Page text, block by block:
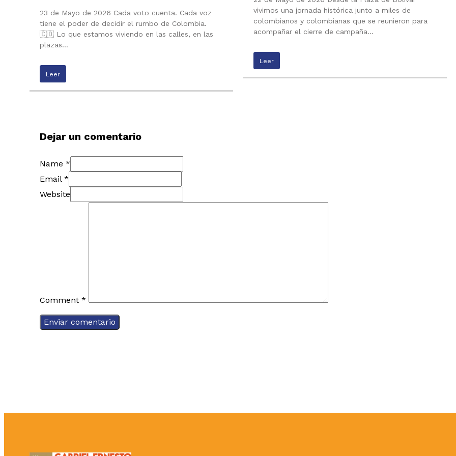
23 de Mayo de 2026 Cada voto cuenta. Cada voz
tiene el poder de decidir el rumbo de Colombia.
🇨🇴 Lo que estamos viviendo en las calles, en las
plazas…
Leer
vivimos una jornada histórica junto a miles de
colombianos y colombianas que se reunieron para
acompañar el cierre de campaña…
Leer
Dejar un comentario
Name *
Email *
Website
Comment *